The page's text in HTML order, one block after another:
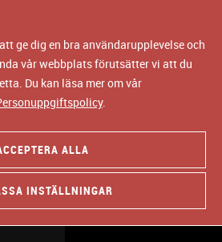
ge dig en bra användarupplevelse och
vår webbplats förutsätter vi att du
Du kan läsa mer om vår
.
ALLA
INSTÄLLNINGAR